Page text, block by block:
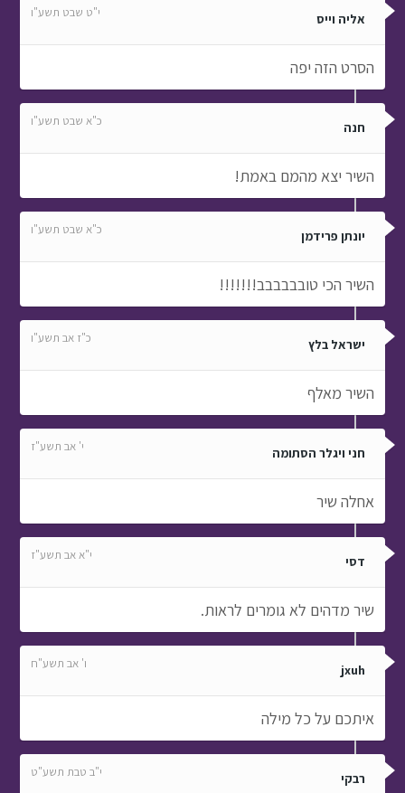
אליה וייס י"ט שבט תשע"ו
הסרט הזה יפה
חנה כ"א שבט תשע"ו
השיר יצא מהמם באמת!
יונתן פרידמן כ"א שבט תשע"ו
השיר הכי טובבבבבב!!!!!!!
ישראל בלץ כ"ז אב תשע"ו
השיר מאלף
חני ויגלר הסתומה י' אב תשע"ז
אחלה שיר
דסי י"א אב תשע"ז
שיר מדהים לא גומרים לראות.
jxuh ו' אב תשע"ח
איתכם על כל מילה
רבקי י"ב טבת תשע"ט